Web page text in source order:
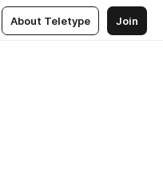
About Teletype Join